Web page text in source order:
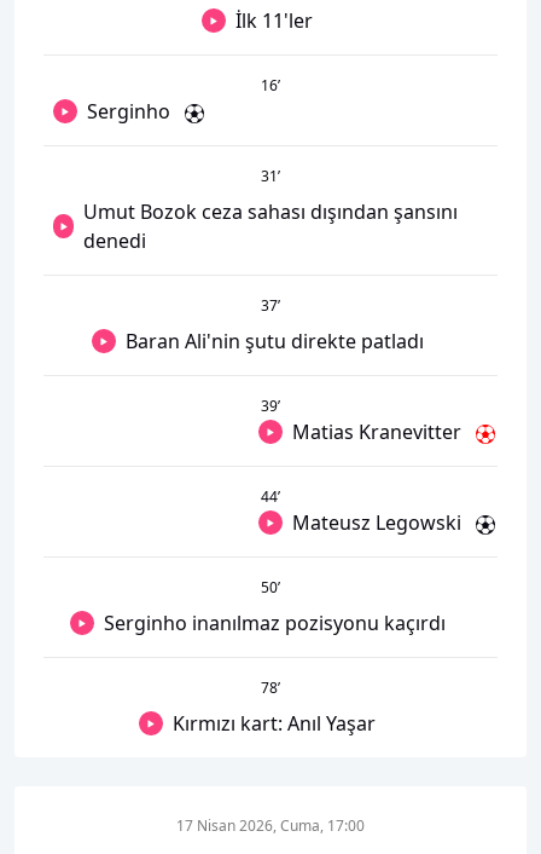
İlk 11'ler
16’
Serginho
31’
Umut Bozok ceza sahası dışından şansını
denedi
37’
Baran Ali'nin şutu direkte patladı
39’
Matias Kranevitter
44’
Mateusz Legowski
50’
Serginho inanılmaz pozisyonu kaçırdı
78’
Kırmızı kart: Anıl Yaşar
17 Nisan 2026, Cuma, 17:00